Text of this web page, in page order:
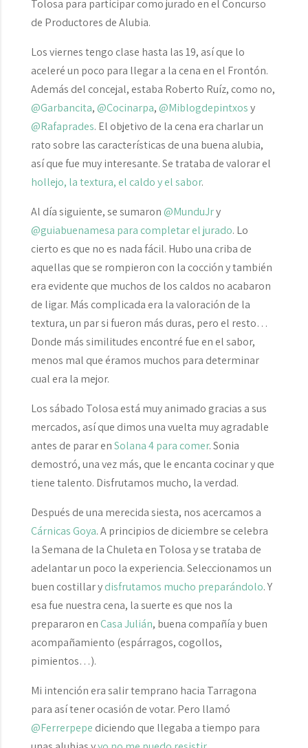
Tolosa para participar como jurado en el Concurso
de Productores de Alubia.
Los viernes tengo clase hasta las 19, así que lo
aceleré un poco para llegar a la cena en el Frontón.
Además del concejal, estaba Roberto Ruíz, como no,
@Garbancita,@Cocinarpa,@Miblogdepintxosy
@Rafaprades. El objetivo de la cena era charlar un
rato sobre las características de una buena alubia,
así que fue muy interesante. Se trataba de valorar el
hollejo, la textura, el caldo y el sabor.
Al día siguiente, se sumaron@MunduJry
@guiabuenamesa para completar el jurado. Lo
cierto es que no es nada fácil. Hubo una criba de
aquellas que se rompieron con la cocción y también
era evidente que muchos de los caldos no acabaron
de ligar. Más complicada era la valoración de la
textura, un par si fueron más duras, pero el resto…
Donde más similitudes encontré fue en el sabor,
menos mal que éramos muchos para determinar
cual era la mejor.
Los sábado Tolosa está muy animado gracias a sus
mercados, así que dimos una vuelta muy agradable
antes de parar enSolana 4 para comer. Sonia
demostró, una vez más, que le encanta cocinar y que
tiene talento. Disfrutamos mucho, la verdad.
Después de una merecida siesta, nos acercamos a
Cárnicas Goya. A principios de diciembre se celebra
la Semana de la Chuleta en Tolosa y se trataba de
adelantar un poco la experiencia. Seleccionamos un
buen costillar ydisfrutamos mucho preparándolo. Y
esa fue nuestra cena, la suerte es que nos la
prepararon enCasa Julián, buena compañía y buen
acompañamiento (espárragos, cogollos,
pimientos…).
Mi intención era salir temprano hacia Tarragona
para así tener ocasión de votar. Pero llamó
@Ferrerpepe diciendo que llegaba a tiempo para